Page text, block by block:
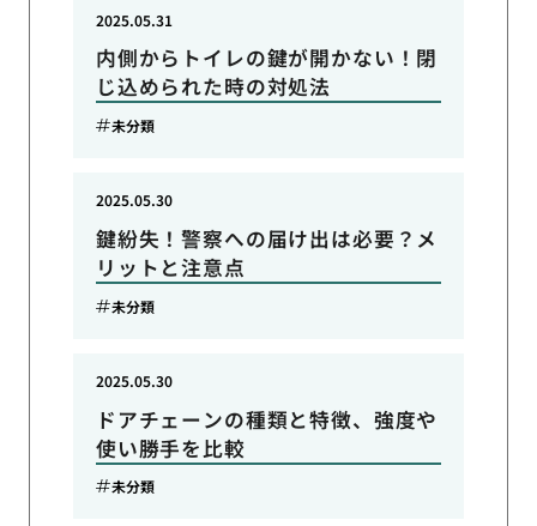
内側からトイレの鍵が開かない！閉
じ込められた時の対処法
2025.05.31
未分類
鍵紛失！警察への届け出は必要？メ
リットと注意点
2025.05.30
未分類
ドアチェーンの種類と特徴、強度や
使い勝手を比較
2025.05.30
未分類